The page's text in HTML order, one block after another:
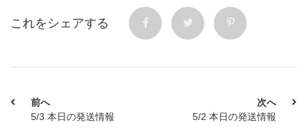
これをシェアする
前へ
5/3 本日の発送情報
次へ
5/2 本日の発送情報